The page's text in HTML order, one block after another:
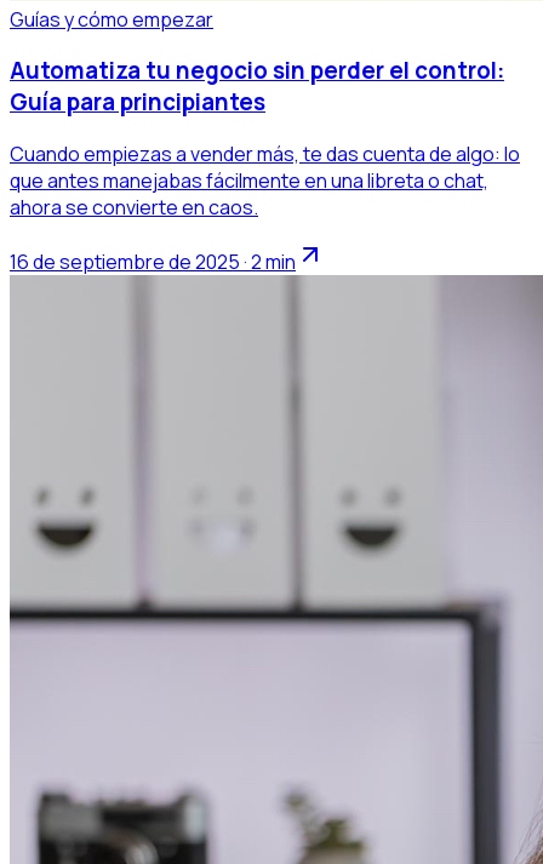
Guías y cómo empezar
Automatiza tu negocio sin perder el control:
Guía para principiantes
Cuando empiezas a vender más, te das cuenta de algo: lo
que antes manejabas fácilmente en una libreta o chat,
ahora se convierte en caos.
16 de septiembre de 2025 · 2 min